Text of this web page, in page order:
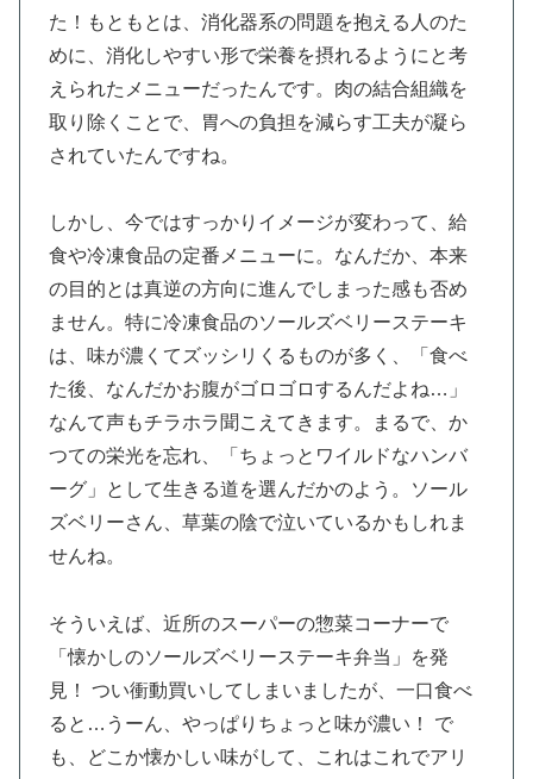
た！もともとは、消化器系の問題を抱える人のた
めに、消化しやすい形で栄養を摂れるようにと考
えられたメニューだったんです。肉の結合組織を
取り除くことで、胃への負担を減らす工夫が凝ら
されていたんですね。
しかし、今ではすっかりイメージが変わって、給
食や冷凍食品の定番メニューに。なんだか、本来
の目的とは真逆の方向に進んでしまった感も否め
ません。特に冷凍食品のソールズベリーステーキ
は、味が濃くてズッシリくるものが多く、「食べ
た後、なんだかお腹がゴロゴロするんだよね…」
なんて声もチラホラ聞こえてきます。まるで、か
つての栄光を忘れ、「ちょっとワイルドなハンバ
ーグ」として生きる道を選んだかのよう。ソール
ズベリーさん、草葉の陰で泣いているかもしれま
せんね。
そういえば、近所のスーパーの惣菜コーナーで
「懐かしのソールズベリーステーキ弁当」を発
見！ つい衝動買いしてしまいましたが、一口食べ
ると…うーん、やっぱりちょっと味が濃い！ で
も、どこか懐かしい味がして、これはこれでアリ